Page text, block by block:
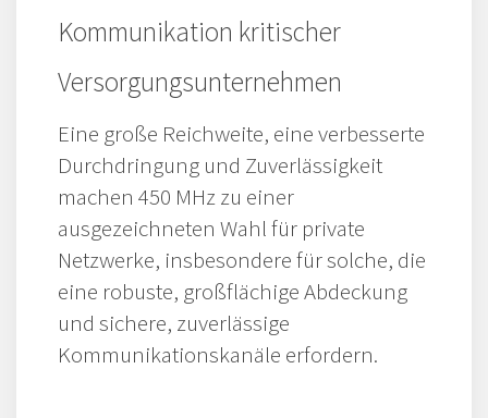
Kommunikation kritischer
Versorgungsunternehmen
Eine große Reichweite, eine verbesserte
Durchdringung und Zuverlässigkeit
machen 450 MHz zu einer
ausgezeichneten Wahl für private
Netzwerke, insbesondere für solche, die
eine robuste, großflächige Abdeckung
und sichere, zuverlässige
Kommunikationskanäle erfordern.